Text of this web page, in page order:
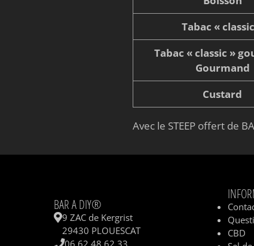
Tabac «
Tabac « classic »
Gourmand
Custard
Avec le STEEP offert de
BAR A DIY®
9 ZAC de Kergrist
29430 PLOUESCAT
CBD